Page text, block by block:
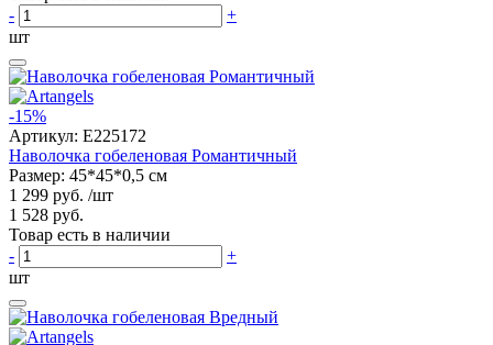
-
+
шт
-15%
Артикул: E225172
Наволочка гобеленовая Романтичный
Размер: 45*45*0,5 см
1 299 руб. /шт
1 528 руб.
Товар есть в наличии
-
+
шт